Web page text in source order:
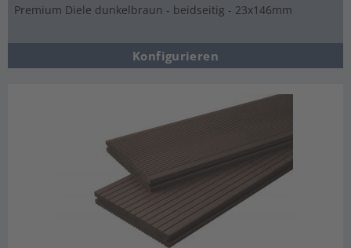
Premium Diele dunkelbraun - beidseitig - 23x146mm
Konfigurieren